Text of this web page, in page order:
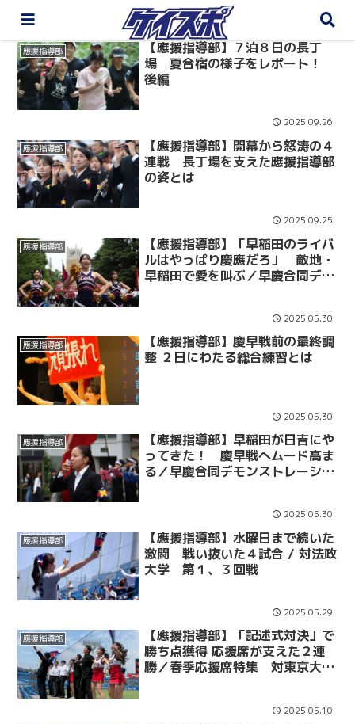
應援指導部
【應援指導部】７泊８日の長丁
場 夏合宿の様子をレポート！
後編
2025.09.26
應援指導部
【應援指導部】開幕から怒涛の４
連戦 長丁場を支えた應援指導部
の姿とは
2025.09.25
應援指導部
【應援指導部】「早稲田のライバ
ルはやっぱり慶應だろ」 敵地・
早稲田で愛を叫ぶ／早慶合同デモ
2025.05.30
應援指導部
【應援指導部】慶早戦前の最終調
整 ２日にわたる総合練習とは
2025.05.30
應援指導部
【應援指導部】早稲田が日吉にや
ってきた！ 慶早戦へムード高ま
る／早慶合同デモンストレーショ
2025.05.30
應援指導部
【應援指導部】水曜日まで続いた
激闘 戦い抜いた４試合 / 対法政
大学 第１、３回戦
2025.05.29
應援指導部
【應援指導部】「記述式対決」で
勝ち点獲得 応援席が支えた２連
勝／春季応援席特集 対東京大学
2025.05.10